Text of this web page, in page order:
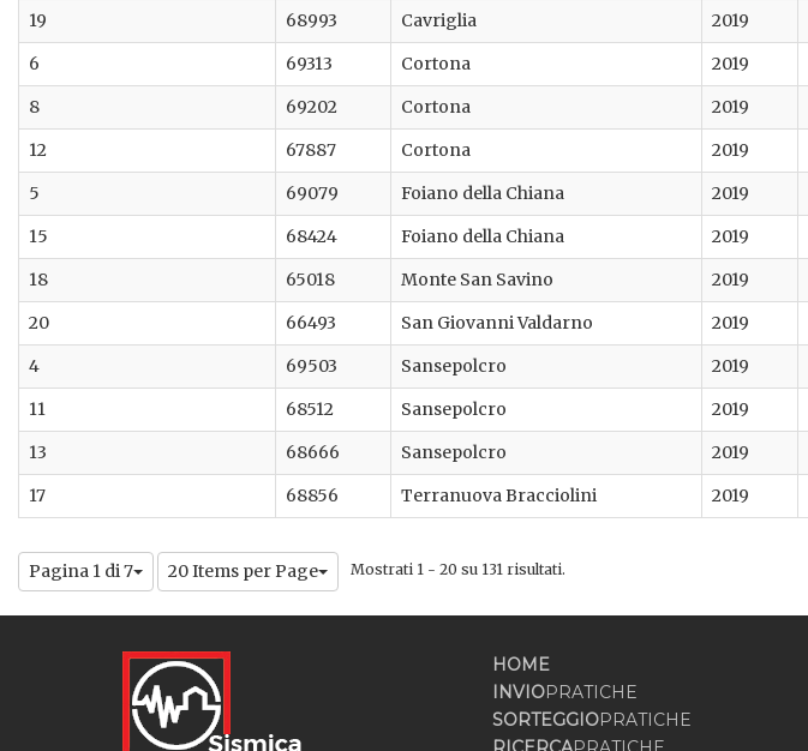
19
68993 Cavriglia 2019
6
69313 Cortona 2019
8
69202 Cortona 2019
12
67887 Cortona 2019
5
69079 Foiano della Chiana 2019
15
68424 Foiano della Chiana 2019
18
65018 Monte San Savino 2019
20
66493 San Giovanni Valdarno 2019
4
69503 Sansepolcro 2019
11
68512 Sansepolcro 2019
13
68666 Sansepolcro 2019
17
68856 Terranuova Bracciolini 2019
Pagina 1 di 7 20 Items per Page Mostrati 1 - 20 su 131 risultati.
HOME
INVIOPRATICHE
SORTEGGIOPRATICHE